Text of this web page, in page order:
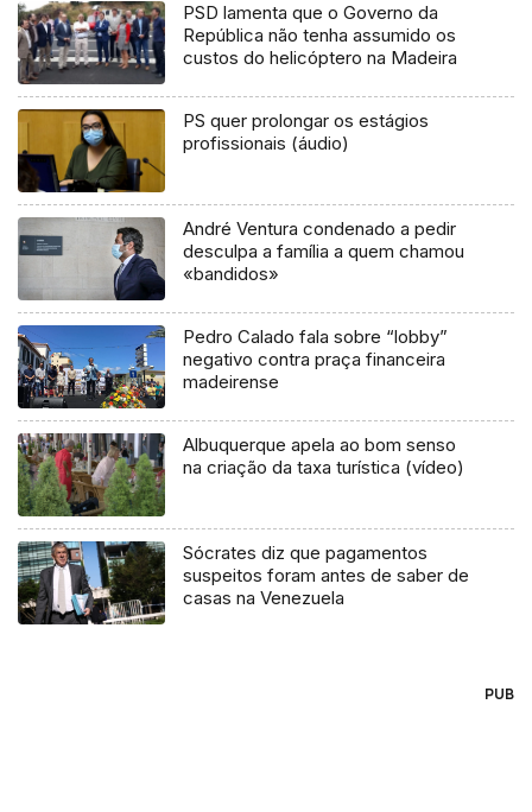
PSD lamenta que o Governo da
República não tenha assumido os
custos do helicóptero na Madeira
PS quer prolongar os estágios
profissionais (áudio)
André Ventura condenado a pedir
desculpa a família a quem chamou
«bandidos»
Pedro Calado fala sobre “lobby”
negativo contra praça financeira
madeirense
Albuquerque apela ao bom senso
na criação da taxa turística (vídeo)
Sócrates diz que pagamentos
suspeitos foram antes de saber de
casas na Venezuela
PUB